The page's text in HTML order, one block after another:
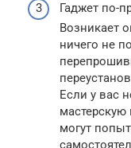
Гаджет по-
Возникает
ничего не
Если у вас
могут